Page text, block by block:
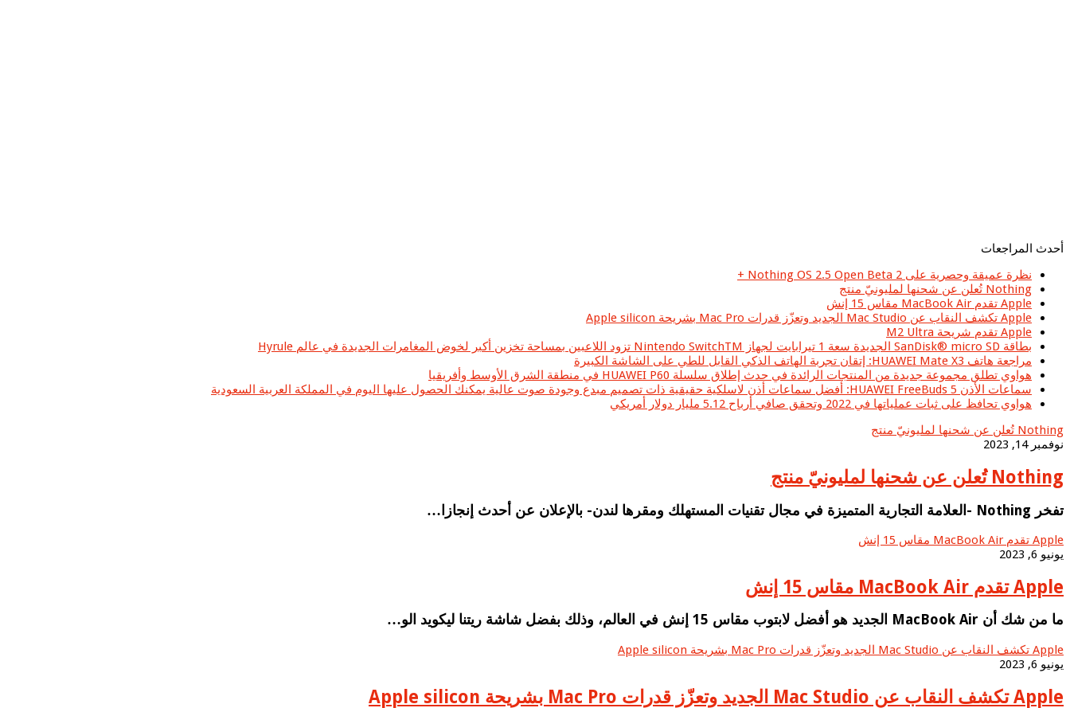
أحدث المراجعات
نظرة عميقة وحصرية على Nothing OS 2.5 Open Beta 2 +
Nothing تُعلن عن شحنها لمليونيّ منتج
Apple تقدم MacBook Air مقاس 15 إنش
Apple تكشف النقاب عن Mac Studio الجديد وتعزّز قدرات Mac Pro بشريحة Apple silicon
Apple تقدم شريحة M2 Ultra
بطاقة SanDisk® micro SD الجديدة سعة 1 تيرابايت لجهاز Nintendo SwitchTM تزود اللاعبين بمساحة تخزين أكبر لخوض المغامرات الجديدة في عالم Hyrule
مراجعة هاتف HUAWEI Mate X3: إتقان تجربة الهاتف الذكي القابل للطي على الشاشة الكبيرة
هواوي تطلق مجموعة جديدة من المنتجات الرائدة في حدث إطلاق سلسلة HUAWEI P60 في منطقة الشرق الأوسط وأفريقيا
سماعات الأذن HUAWEI FreeBuds 5: أفضل سماعات أذن لاسلكية حقيقية ذات تصميم مبدع وجودة صوت عالية يمكنك الحصول عليها اليوم في المملكة العربية السعودية
هواوي تحافظ على ثبات عملياتها في 2022 وتحقق صافي أرباح 5.12 مليار دولار أمريكي
Nothing تُعلن عن شحنها لمليونيّ منتج
نوفمبر 14, 2023
Nothing تُعلن عن شحنها لمليونيّ منتج
تفخر Nothing -العلامة التجارية المتميزة في مجال تقنيات المستهلك ومقرها لندن- بالإعلان عن أحدث إنجازا…
Apple تقدم MacBook Air مقاس 15 إنش
يونيو 6, 2023
Apple تقدم MacBook Air مقاس 15 إنش
ما من شك أن MacBook Air الجديد هو أفضل لابتوب مقاس 15 إنش في العالم، وذلك بفضل شاشة ريتنا ليكويد الو…
Apple تكشف النقاب عن Mac Studio الجديد وتعزّز قدرات Mac Pro بشريحة Apple silicon
يونيو 6, 2023
Apple تكشف النقاب عن Mac Studio الجديد وتعزّز قدرات Mac Pro بشريحة Apple silicon